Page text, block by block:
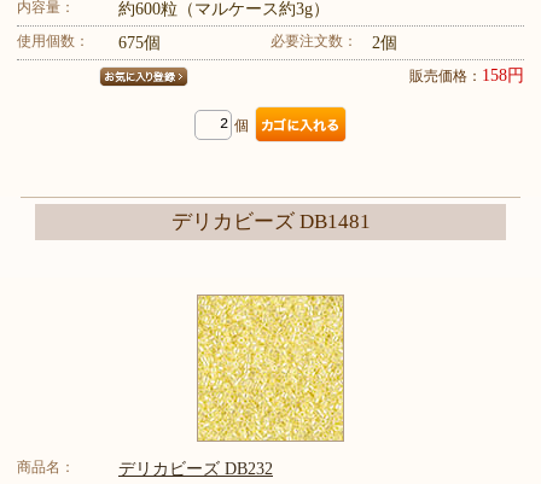
内容量： 約600粒（マルケース約3g）
使用個数： 675個 必要注文数： 2個
販売価格： 158円
個
デリカビーズ DB1481
商品名： デリカビーズ DB232